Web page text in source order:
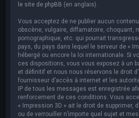
le site de phpBB (en anglais).
Vous acceptez de ne publier aucun
obscène, vulgaire, diffamatoire, choquant,
pornographique, etc. qui pourrait
pays, du pays dans lequel le serveur de «
hébergé ou encore la loi internationale. Si
ces dispositions, vous vous exposez à un
et définitif et nous nous réservons le droit
fournisseur d’accès à internet et les
IP de tous les messages est enregistrée
renforcement de ces conditions. Vous
« Impression 3D » ait le droit de supprimer,
ou de verrouiller n’importe quel sujet et